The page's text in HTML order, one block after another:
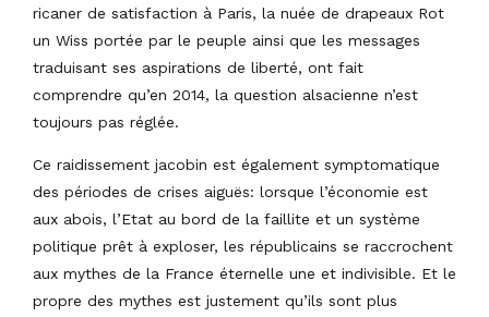
ricaner de satisfaction à Paris, la nuée de drapeaux Rot
un Wiss portée par le peuple ainsi que les messages
traduisant ses aspirations de liberté, ont fait
comprendre qu’en 2014, la question alsacienne n’est
toujours pas réglée.
Ce raidissement jacobin est également symptomatique
des périodes de crises aiguës: lorsque l’économie est
aux abois, l’Etat au bord de la faillite et un système
politique prêt à exploser, les républicains se raccrochent
aux mythes de la France éternelle une et indivisible. Et le
propre des mythes est justement qu’ils sont plus